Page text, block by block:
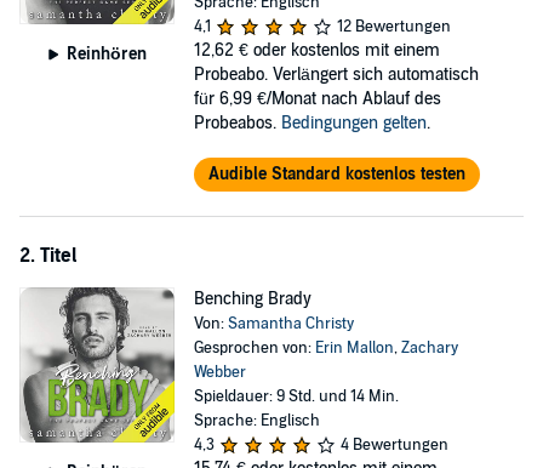
©2017 Samantha Christy (P)2018 Samantha Christy
Reinhören
4,1
12 Bewertungen
12,62 € oder kostenlos mit einem
Probeabo. Verlängert sich automatisch
für 6,99 €/Monat nach Ablauf des
Probeabos. Bedingungen gelten.
Audible Standard kostenlos testen
2. Titel
Benching Brady
Von:Samantha Christy
Gesprochen von: Erin Mallon,Zachary
Webber
Spieldauer: 9 Std. und 14 Min.
Sprache: Englisch
4,3
4 Bewertungen